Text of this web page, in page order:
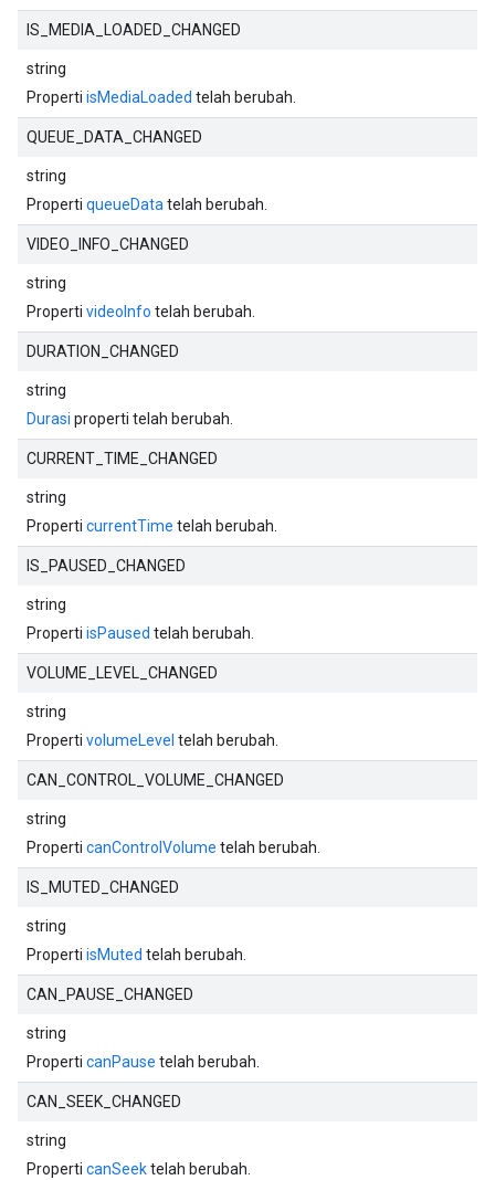
IS_MEDIA_LOADED_CHANGED
string
Properti isMediaLoaded telah berubah.
QUEUE_DATA_CHANGED
string
Properti queueData telah berubah.
VIDEO_INFO_CHANGED
string
Properti videoInfo telah berubah.
DURATION_CHANGED
string
Durasi properti telah berubah.
CURRENT_TIME_CHANGED
string
Properti currentTime telah berubah.
IS_PAUSED_CHANGED
string
Properti isPaused telah berubah.
VOLUME_LEVEL_CHANGED
string
Properti volumeLevel telah berubah.
CAN_CONTROL_VOLUME_CHANGED
string
Properti canControlVolume telah berubah.
IS_MUTED_CHANGED
string
Properti isMuted telah berubah.
CAN_PAUSE_CHANGED
string
Properti canPause telah berubah.
CAN_SEEK_CHANGED
string
Properti canSeektelah berubah.